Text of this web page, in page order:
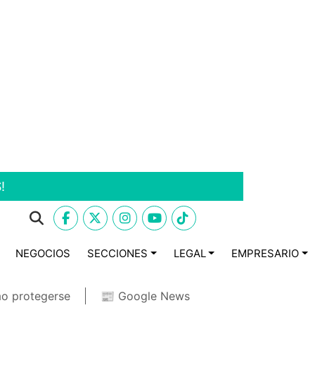
NEGOCIOS SECCIONES LEGAL EMPRESARIO
protegerse 📰 Google News